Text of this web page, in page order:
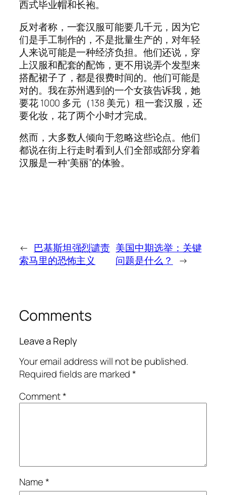
西式毕业帽和长袍。
反对者称，一套汉服可能要几千元，因为它
们是手工制作的，不是批量生产的，对年轻
人来说可能是一种经济负担。他们还说，穿
上汉服和配套的配饰，更不用说弄个发型来
搭配裙子了，都是很费时间的。他们可能是
对的。我在苏州遇到的一个女孩告诉我，她
要花 1000 多元（138 美元）租一套汉服，还
要化妆，花了两个小时才完成。
然而，大多数人倾向于忽略这些论点。他们
都说在街上行走时看到人们全部或部分穿着
汉服是一种“美丽”的体验。
← 巴基斯坦强烈谴责
索马里的恐怖主义
美国中期选举：关键
问题是什么？
→
Comments
Leave a Reply
Your email address will not be published.
Required fields are marked*
Comment*
Name*